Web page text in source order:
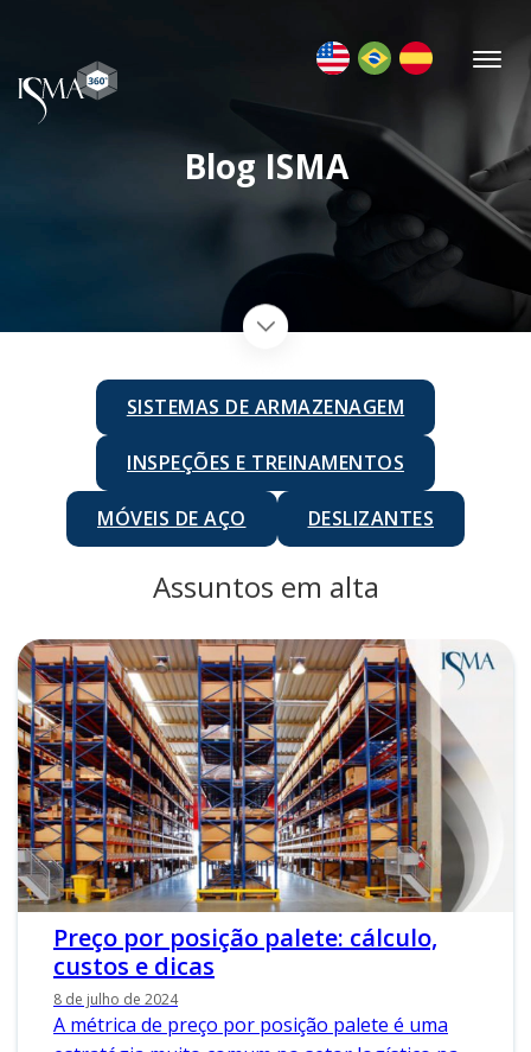
Blog ISMA
SISTEMAS DE ARMAZENAGEM
INSPEÇÕES E TREINAMENTOS
MÓVEIS DE AÇO DESLIZANTES
Assuntos em alta
Preço por posição palete: cálculo,
custos e dicas
8 de julho de 2024
A métrica de preço por posição palete é uma